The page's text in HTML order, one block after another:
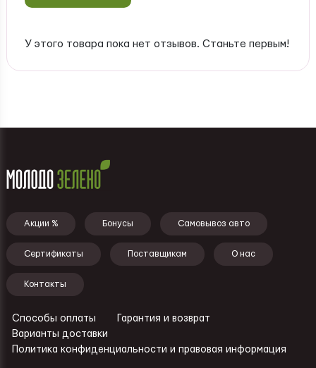
У этого товара пока нет отзывов. Станьте первым!
Подвал - меню
Акции % Бонусы Самовывоз авто
Сертификаты Поставщикам О нас
Контакты
Ссылки - подвал
Способы оплаты
Гарантия и возврат
Варианты доставки
Политика конфиденциальности и правовая информация